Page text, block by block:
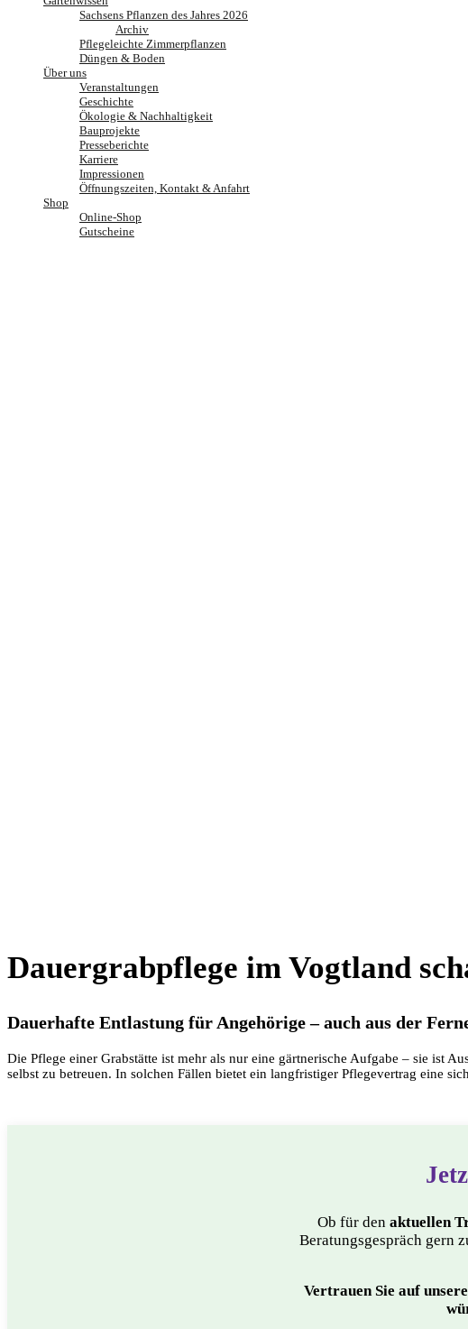
Sachsens Pflanzen des Jahres 2026
Archiv
Pflegeleichte Zimmerpflanzen
Düngen & Boden
Über uns
Veranstaltungen
Geschichte
Ökologie & Nachhaltigkeit
Bauprojekte
Presseberichte
Karriere
Impressionen
Öffnungszeiten, Kontakt & Anfahrt
Shop
Online-Shop
Gutscheine
Dauergrabpflege im Vogtland
Dauerhafte Entlastung für Angehörige – auch aus der
Die Pflege einer Grabstätte ist mehr als nur eine gärtnerische Aufgabe – sie ist
selbst zu betreuen. In solchen Fällen bietet ein langfristiger Pflegevertrag eine
Ob für den aktuellen
Beratungsgespräch gern
Vertrauen Sie auf